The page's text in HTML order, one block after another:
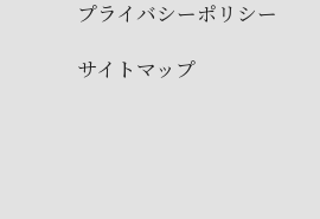
プライバシーポリシー
サイトマップ